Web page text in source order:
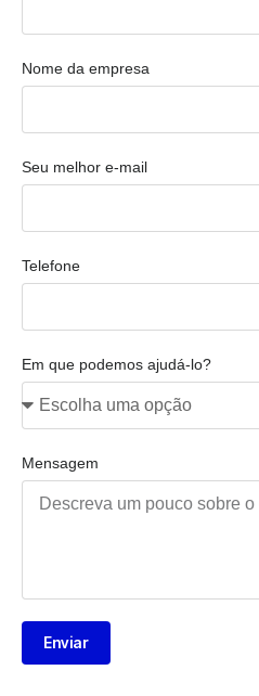
Nome da empresa
Seu melhor e-mail
Telefone
Em que podemos ajudá-lo?
Mensagem
Enviar